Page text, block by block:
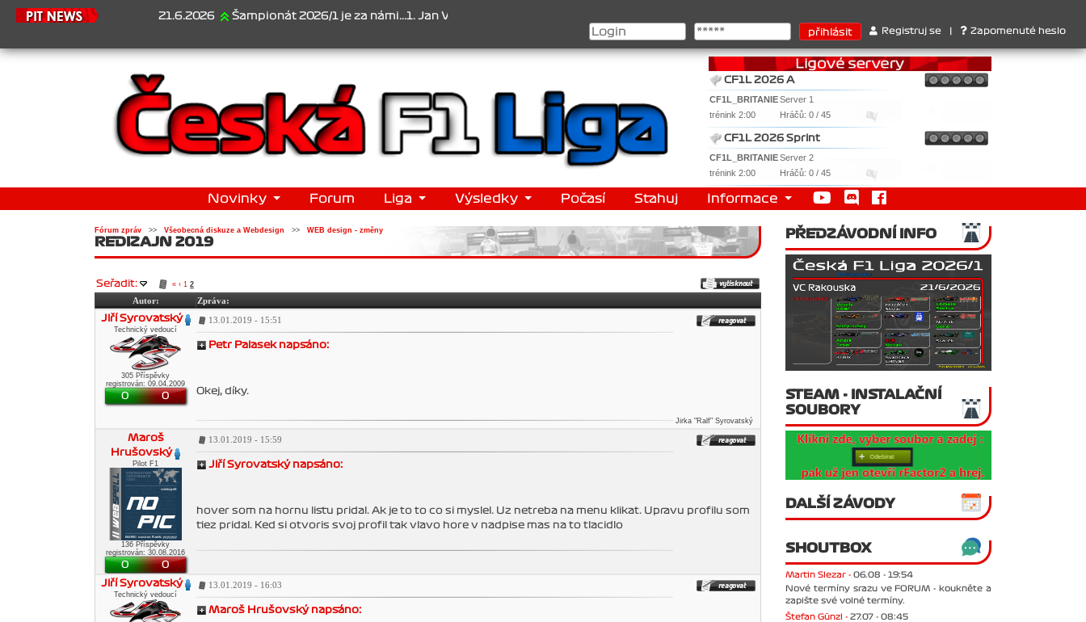
21.6.2026 Šampionát 2026/1 je za námi...1. Jan Veselý , 2. Jan Nováček , 3. Jakub Chmelík , Pohár konstruktérů : 1. Ferrari . 2. Williams , 3. RedBull ..... SprintCup - 1.
Registruj se Zapomenuté heslo
CF1L 2026 A
CF1L_BRITANIEServer 1
trénink 2:00
Hráčů: 0 / 45
CF1L 2026 Sprint
CF1L_BRITANIEServer 2
trénink 2:00
Hráčů: 0 / 45
Novinky Forum Liga Výsledky Počasí Stahuj Informace
Fórum zpráv >> Všeobecná diskuze a Webdesign >> WEB design - změny
REDIZAJN 2019
Seřadit: « ‹ 1 2
Autor:
Zpráva:
Jiří Syrovatský
Technický vedoucí
305 Příspěvky
registrován: 09.04.2009
0 0
13.01.2019 - 15:51
Petr Palasek napsáno:
Okej, díky.
Jirka "Ralf" Syrovatský
Maroš
Hrušovský
Pilot F1
136 Příspěvky
registrován: 30.08.2016
0 0
13.01.2019 - 15:59
Jiří Syrovatský napsáno:
hover som na hornu listu pridal. Ak je to to co si myslel. Uz netreba na menu klikat. Upravu profilu som
tiez pridal. Ked si otvoris svoj profil tak vlavo hore v nadpise mas na to tlacidlo
Jiří Syrovatský
Technický vedoucí
13.01.2019 - 16:03
Maroš Hrušovský napsáno:
PŘEDZÁVODNÍ INFO
STEAM - INSTALAČNÍ
SOUBORY
DALŠÍ ZÁVODY
SHOUTBOX
Martin Slezar - 06.08 - 19:54
Nové termíny srazu ve FORUM - koukněte a
zapište své volné termíny.
Štefan Günzl - 27.07 - 08:45